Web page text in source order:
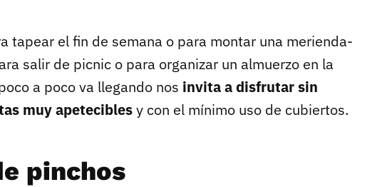
tapear el fin de semana o para montar una merienda-
salir de picnic o para organizar un almuerzo en la
a poco va llegando nos invita a disfrutar sin
muy apeteciblesy con el mínimo uso de cubiertos.
pinchos